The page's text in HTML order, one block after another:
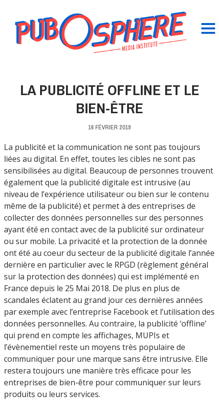
LA PUBLICITÉ OFFLINE ET LE
BIEN-ÊTRE
16 FÉVRIER 2019
La publicité et la communication ne sont pas toujours
liées au digital. En effet, toutes les cibles ne sont pas
sensibilisées au digital. Beaucoup de personnes trouvent
également que la publicité digitale est intrusive (au
niveau de l’expérience utilisateur ou bien sur le contenu
même de la publicité) et permet à des entreprises de
collecter des données personnelles sur des personnes
ayant été en contact avec de la publicité sur ordinateur
ou sur mobile. La privacité et la protection de la donnée
ont été au coeur du secteur de la publicité digitale l’année
dernière en particulier avec le RPGD (règlement général
sur la protection des données) qui est implémenté en
France depuis le 25 Mai 2018. De plus en plus de
scandales éclatent au grand jour ces dernières années
par exemple avec l’entreprise Facebook et l’utilisation des
données personnelles. Au contraire, la publicité ‘offline’
qui prend en compte les affichages, MUPIs et
l’évènementiel reste un moyens très populaire de
communiquer pour une marque sans être intrusive. Elle
restera toujours une manière très efficace pour les
entreprises de bien-être pour communiquer sur leurs
produits ou leurs services.